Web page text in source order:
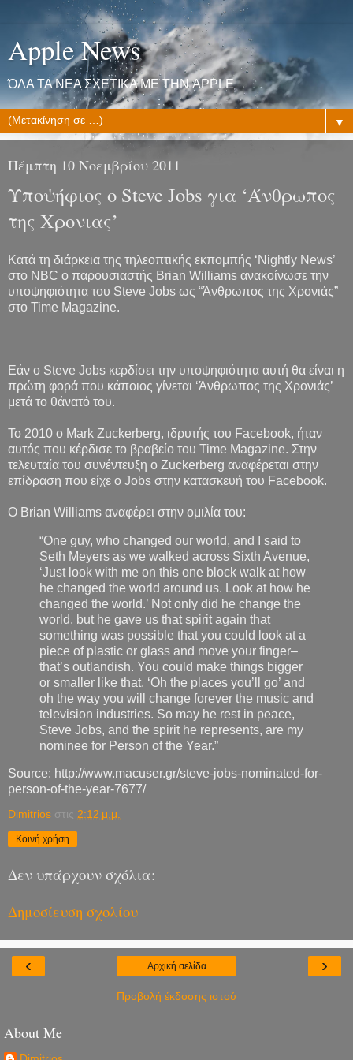
Apple News
ΌΛΑ ΤΑ ΝΕΑ ΣΧΕΤΙΚΑ ΜΕ ΤΗΝ APPLE
▼
Πέμπτη 10 Νοεμβρίου 2011
Υποψήφιος ο Steve Jobs για ‘Άνθρωπος
της Χρονιας’
Κατά τη διάρκεια της τηλεοπτικής εκπομπής ‘Nightly News’
στο NBC ο παρουσιαστής Brian Williams ανακοίνωσε την
υποψηφιότητα του Steve Jobs ως “Άνθρωπος της Χρονιάς”
στο Time Magazine.
Εάν ο Steve Jobs κερδίσει την υποψηφιότητα αυτή θα είναι η
πρώτη φορά που κάποιος γίνεται ‘Άνθρωπος της Χρονιάς’
μετά το θάνατό του.
Το 2010 ο Mark Zuckerberg, ιδρυτής του Facebook, ήταν
αυτός που κέρδισε το βραβείο του Time Magazine. Στην
τελευταία του συνέντευξη ο Zuckerberg αναφέρεται στην
επίδραση που είχε ο Jobs στην κατασκευή του Facebook.
O Brian Williams αναφέρει στην ομιλία του:
“One guy, who changed our world, and I said to
Seth Meyers as we walked across Sixth Avenue,
‘Just look with me on this one block walk at how
he changed the world around us. Look at how he
changed the world.’ Not only did he change the
world, but he gave us that spirit again that
something was possible that you could look at a
piece of plastic or glass and move your finger–
that’s outlandish. You could make things bigger
or smaller like that. ‘Oh the places you’ll go’ and
oh the way you will change forever the music and
television industries. So may he rest in peace,
Steve Jobs, and the spirit he represents, are my
nominee for Person of the Year.”
Source: http://www.macuser.gr/steve-jobs-nominated-for-
person-of-the-year-7677/
Dimitrios στις 2:12 μ.μ.
Κοινή χρήση
Δεν υπάρχουν σχόλια:
Δημοσίευση σχολίου
‹ ›
Αρχική σελίδα
Προβολή έκδοσης ιστού
About Me